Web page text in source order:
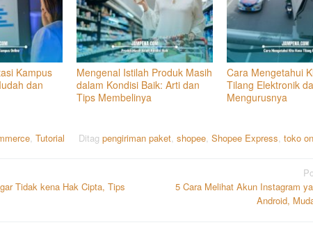
Kampus
dan
Mengenal Istilah Produk Masih
dalam Kondisi Baik: Arti dan
Tips Membelinya
Cara Mengetahui
Tilang Elektronik
Mengurusnya
Tutorial Ditag pengiriman paket shopee Shopee Express toko
Tidak kena Hak Cipta, Tips
5 Cara Melihat Akun Instagram
Android,